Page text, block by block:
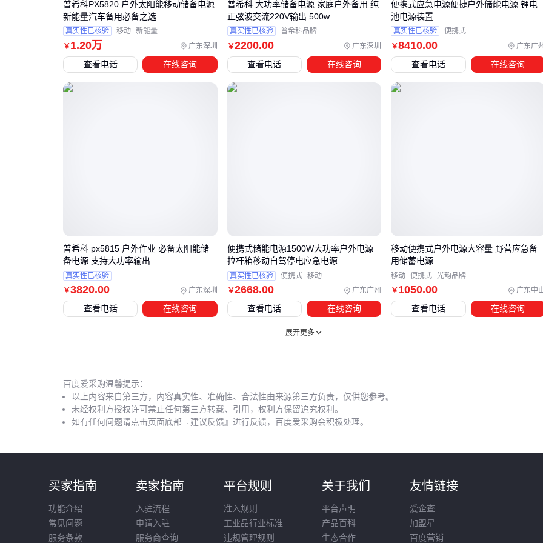
防护装备：防震包或保护套延长电源使用寿命
特别是对于经常在户外使用的用户，配套设备往往能解决实际
使用中的痛点问题。
五、户外电源使用中的关键细节与维护技巧
选择户外电源时，关键是根据实际使用场景确定容量和功率需
求，同时考虑便携性和充电方式。配套设备和正确使用习惯同
电源适配器
等配件能让您的户外电力解决方案更加
完善。记住，最适合的才是最好的，不必盲目追求最高参数。
￥1.20万 广东深圳
普希科PX5820 户外太阳能移动储备电源
新能量汽车备用必备之选
真实性已核验 移动 新能量
查看电话 在线咨询
￥2200.00 广东深圳
普希科 大功率储备电源 家庭户外备用 纯
正弦波交流220V输出 500w
真实性已核验 普希科品牌
查看电话 在线咨询
￥8410.00 广东广
便携式应急电源便捷户外储能电源 锂电
池电源装置
真实性已核验 便携式
查看电话 在线咨询
￥3820.00 广东深圳
普希科 px5815 户外作业 必备太阳能储
备电源 支持大功率输出
真实性已核验
查看电话 在线咨询
￥2668.00 广东广州
便携式储能电源1500W大功率户外电源
拉杆箱移动自驾停电应急电源
真实性已核验 便携式 移动
查看电话 在线咨询
￥ 1050.00 广东中
移动便携式户外电源大容量 野营应急备
用储蓄电源
移动 便携式 光韵品牌
查看电话 在线咨询
展开更多
百度爱采购温馨提示：
以上内容来自第三方，内容真实性、准确性、合法性由来源第三方负责，仅供您参考。
未经权利方授权许可禁止任何第三方转载、引用，权利方保留追究权利。
如有任何问题请点击页面底部『建议反馈』进行反馈，百度爱采购会积极处理。
买家指南
功能介绍
常见问题
服务条款
卖家指南
入驻流程
申请入驻
服务商查询
平台规则
准入规则
工业品行业标准
违规管理规则
关于我们
平台声明
产品百科
生态合作
友情链接
爱企查
加盟星
百度营销